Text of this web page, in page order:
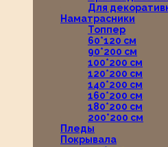
Для
Наматрасники
Топпер
60*120 см
90*200 см
100*200 см
120*200 см
140*200 см
160*200 см
180*200 см
200*200 см
Пледы
Покрывала